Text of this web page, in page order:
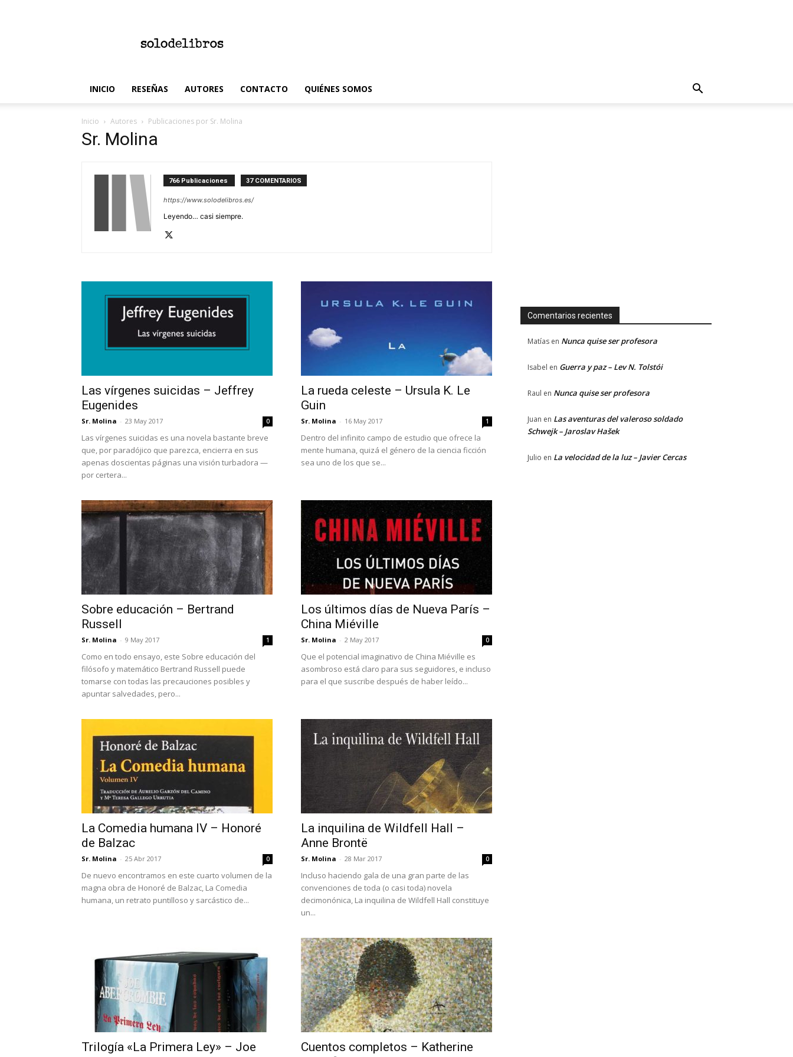
INICIO RESEÑAS AUTORES CONTACTO QUIÉNES SOMOS
Inicio Autores Publicaciones por Sr. Molina
Sr. Molina
766 Publicaciones 37 COMENTARIOS
https://www.solodelibros.es/
Leyendo… casi siempre.
Las vírgenes suicidas – Jeffrey
Eugenides
Sr. Molina - 23 May 2017 0
Las vírgenes suicidas es una novela bastante breve
que, por paradójico que parezca, encierra en sus
apenas doscientas páginas una visión turbadora —
por certera...
La rueda celeste – Ursula K. Le
Guin
Sr. Molina - 16 May 2017 1
Dentro del infinito campo de estudio que ofrece la
mente humana, quizá el género de la ciencia ficción
sea uno de los que se...
Sobre educación – Bertrand
Russell
Sr. Molina - 9 May 2017 1
Como en todo ensayo, este Sobre educación del
filósofo y matemático Bertrand Russell puede
tomarse con todas las precauciones posibles y
apuntar salvedades, pero...
Los últimos días de Nueva París –
China Miéville
Sr. Molina - 2 May 2017 0
Que el potencial imaginativo de China Miéville es
asombroso está claro para sus seguidores, e incluso
para el que suscribe después de haber leído...
La Comedia humana IV – Honoré
de Balzac
Sr. Molina - 25 Abr 2017 0
De nuevo encontramos en este cuarto volumen de la
magna obra de Honoré de Balzac, La Comedia
humana, un retrato puntilloso y sarcástico de...
La inquilina de Wildfell Hall –
Anne Brontë
Sr. Molina - 28 Mar 2017 0
Incluso haciendo gala de una gran parte de las
convenciones de toda (o casi toda) novela
decimonónica, La inquilina de Wildfell Hall constituye
un...
Trilogía «La Primera Ley» – Joe
Cuentos completos – Katherine
Comentarios recientes
Matías en Nunca quise ser profesora
Isabel en Guerra y paz – Lev N. Tolstói
Raul en Nunca quise ser profesora
Juan en Las aventuras del valeroso soldado
Schwejk – Jaroslav Hašek
Julio en La velocidad de la luz – Javier Cercas